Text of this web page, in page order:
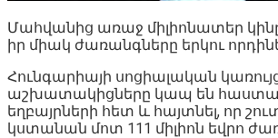
Մահվանից առաջ միլիոնատեր կինը
իր միակ ժառանգները երկու
Հունգարիայի սոցիալական
աշխատակիցները կապ են
եղբայրների հետ և հայտնել, որ
կստանան մոտ 111 միլիոն եվրո